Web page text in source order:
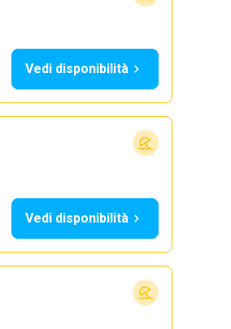
Vedi disponibilità
Vedi disponibilità